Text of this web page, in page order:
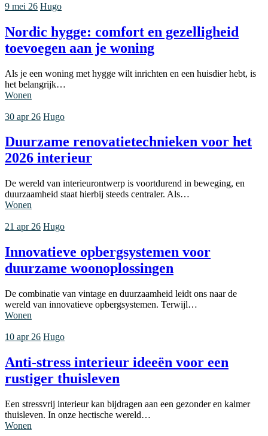
9 mei 26 Hugo
Nordic hygge: comfort en gezelligheid
toevoegen aan je woning
Als je een woning met hygge wilt inrichten en een huisdier hebt, is
het belangrijk…
Wonen
30 apr 26 Hugo
Duurzame renovatietechnieken voor het
2026 interieur
De wereld van interieurontwerp is voortdurend in beweging, en
duurzaamheid staat hierbij steeds centraler. Als…
Wonen
21 apr 26 Hugo
Innovatieve opbergsystemen voor
duurzame woonoplossingen
De combinatie van vintage en duurzaamheid leidt ons naar de
wereld van innovatieve opbergsystemen. Terwijl…
Wonen
10 apr 26 Hugo
Anti-stress interieur ideeën voor een
rustiger thuisleven
Een stressvrij interieur kan bijdragen aan een gezonder en kalmer
thuisleven. In onze hectische wereld…
Wonen